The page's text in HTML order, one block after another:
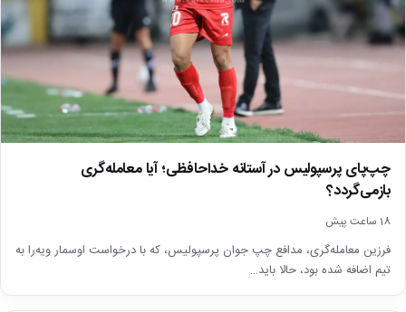
چپ‌پای پرسپولیس در آستانه خداحافظی؛ آیا معامله‌گری
بازمی‌گردد؟
18 ساعت پیش
فرزین معامله‌گری، مدافع چپ جوان پرسپولیس، که با درخواست اوسمار ویه‌را به
تیم اضافه شده بود، حالا باید…